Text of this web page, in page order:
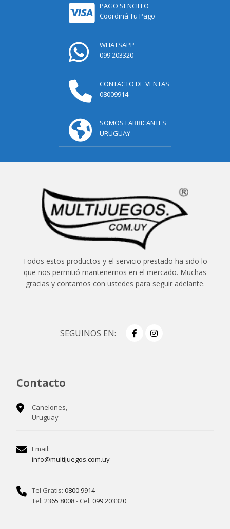
PAGO SENCILLO
Coordiná Tu Pago
WHATSAPP
099 203320
CONTACTO DE VENTAS
08009914
SOMOS FABRICANTES
URUGUAY
Todos estos productos y el servicio prestado ha sido lo
que nos permitió mantenernos en el mercado. Muchas
gracias y contamos con ustedes para seguir adelante.
SEGUINOS EN:
Contacto
Canelones,
Uruguay
Email:
info@multijuegos.com.uy
Tel Gratis: 0800 9914
Tel: 2365 8008- Cel: 099 203320